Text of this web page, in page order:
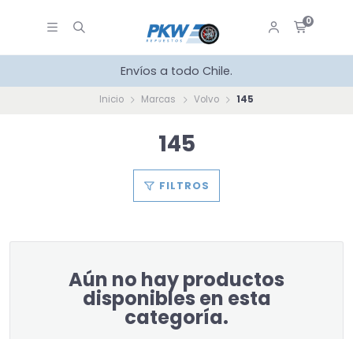
0
Envíos a todo Chile.
Inicio Marcas Volvo 145
145
FILTROS
Aún no hay productos
disponibles en esta
categoría.